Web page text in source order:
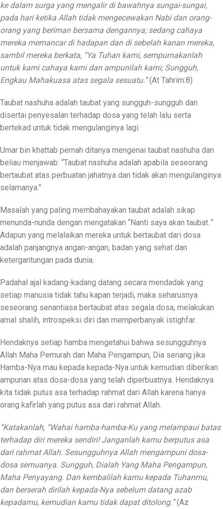
ke dalam surga yang mengalir di bawahnya sungai-sungai,
pada hari ketika Allah tidak mengecewakan Nabi dan orang-
orang yang beriman bersama dengannya; sedang cahaya
mereka memancar di hadapan dan di sebelah kanan mereka,
sambil mereka berkata, “Ya Tuhan kami, sempurnakanlah
untuk kami cahaya kami dan ampunilah kami; Sungguh,
Engkau Mahakuasa atas segala sesuatu.”(At Tahrim:8)
Taubat nashuha adalah taubat yang sungguh-sungguh dan
disertai penyesalan terhadap dosa yang telah lalu serta
bertekad untuk tidak mengulanginya lagi.
Umar bin khattab pernah ditanya mengenai taubat nashuha dan
beliau menjawab: “Taubat nashuha adalah apabila seseorang
bertaubat atas perbuatan jahatnya dan tidak akan mengulanginya
selamanya.”
Masalah yang paling membahayakan taubat adalah sikap
menunda-nunda dengan mengatakan “Nanti saya akan taubat..”
Adapun yang melalaikan mereka untuk bertaubat dari dosa
adalah panjangnya angan-angan, badan yang sehat dan
ketergantungan pada dunia.
Padahal ajal kadang-kadang datang secara mendadak yang
setiap manusia tidak tahu kapan terjadi, maka seharusnya
seseorang senantiasa bertaubat atas segala dosa, melakukan
amal shalih, introspeksi diri dan memperbanyak istighfar.
Hendaknya setiap hamba mengetahui bahwa sesungguhnya
Allah Maha Pemurah dan Maha Pengampun, Dia senang jika
Hamba-Nya mau kepada kepada-Nya untuk kemudian diberikan
ampunan atas dosa-dosa yang telah diperbuatnya. Hendaknya
kita tidak putus asa terhadap rahmat dari Allah karena hanya
orang kafirlah yang putus asa dari rahmat Allah.
“Katakanlah, “Wahai hamba-hamba-Ku yang melampaui batas
terhadap diri mereka sendiri! Janganlah kamu berputus asa
dari rahmat Allah. Sesungguhnya Allah mengampuni dosa-
dosa semuanya. Sungguh, Dialah Yang Maha Pengampun,
Maha Penyayang. Dan kembalilah kamu kepada Tuhanmu,
dan berserah dirilah kepada-Nya sebelum datang azab
kepadamu, kemudian kamu tidak dapat ditolong.”(Az